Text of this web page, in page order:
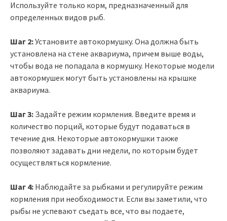
Используйте только корм, предназначенный для
определенных видов рыб.
Шаг 2:Установите автокормушку. Она должна быть
установлена на стене аквариума, причем выше воды,
чтобы вода не попадала в кормушку. Некоторые модели
автокормушек могут быть установлены на крышке
аквариума.
Шаг 3: Задайте режим кормления. Введите время и
количество порций, которые будут подаваться в
течение дня. Некоторые автокормушки также
позволяют задавать дни недели, по которым будет
осуществляться кормление.
Шаг 4: Наблюдайте за рыбками и регулируйте режим
кормления при необходимости. Если вы заметили, что
рыбы не успевают съедать все, что вы подаете,